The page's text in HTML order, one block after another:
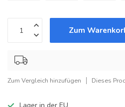
Zum
Zum Vergleich hinzufügen Dieses